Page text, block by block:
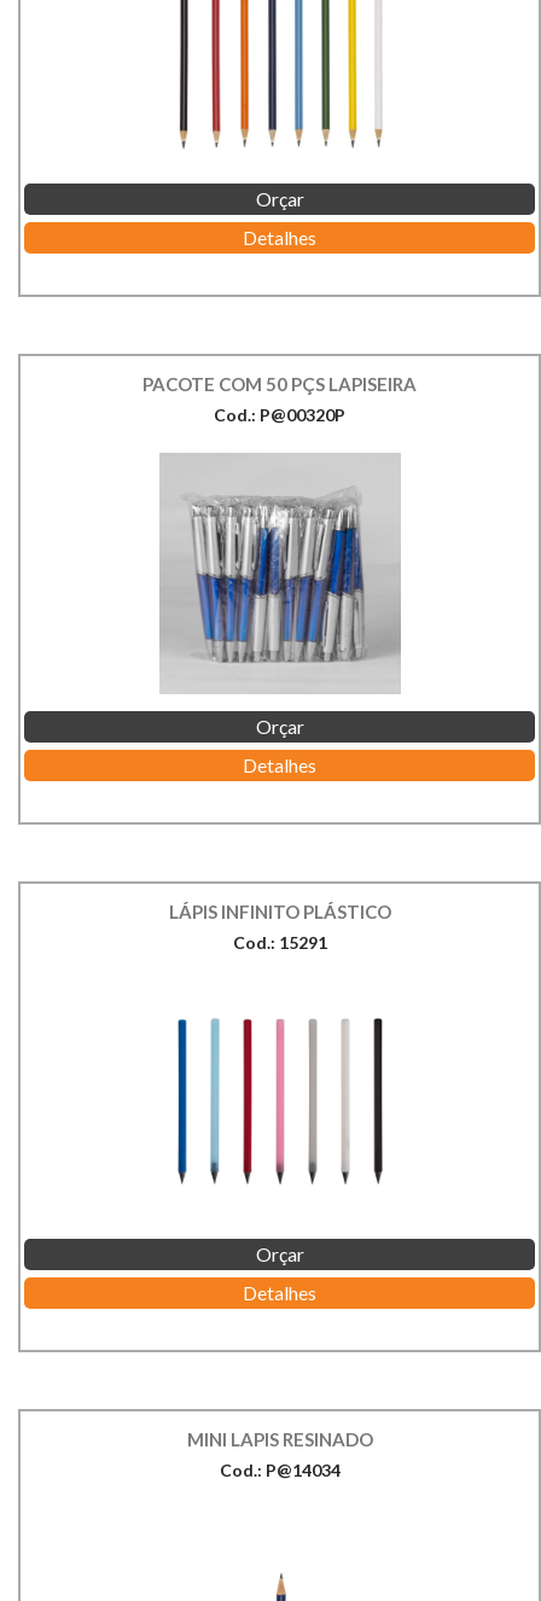
Orçar
Detalhes
PACOTE COM 50 PÇS LAPISEIRA
Cod.: P@00320P
Orçar
Detalhes
LÁPIS INFINITO PLÁSTICO
Cod.: 15291
Orçar
Detalhes
MINI LAPIS RESINADO
Cod.: P@14034